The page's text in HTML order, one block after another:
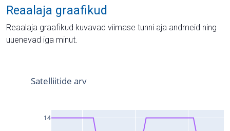
Reaalaja graafikud
Reaalaja graafikud kuvavad viimase tunni aja andmeid ning
uuenevad iga minut.